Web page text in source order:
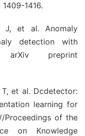
1416.
J, et al. Anomaly
detection with
arXiv preprint
T, et al. Dcdetector:
learning for
Proceedings of the
on Knowledge